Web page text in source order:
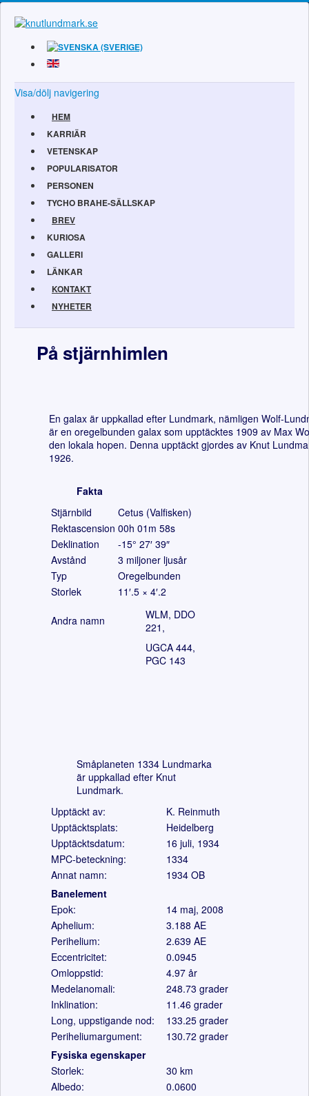
Visa/dölj navigering
HEM
KARRIÄR
VETENSKAP
POPULARISATOR
PERSONEN
TYCHO BRAHE-SÄLLSKAP
BREV
KURIOSA
GALLERI
LÄNKAR
KONTAKT
NYHETER
På stjärnhimlen
En galax är uppkallad efter Lundmark, nämligen Wolf-
är en oregelbunden galax som upptäcktes 1909 av Max
den lokala hopen. Denna upptäckt gjordes av Knut
1926.
Fakta
Stjärnbild
Cetus (Valfisken)
Rektascension 00h 01m 58s
Deklination
-15° 27′ 39″
Avstånd
3 miljoner ljusår
Typ
Oregelbunden
Storlek
11′.5 × 4′.2
Andra namn
WLM, DDO
221,
UGCA 444,
PGC 143
Småplaneten 1334 Lundmarka
är uppkallad efter Knut
Lundmark.
Upptäckt av:
K. Reinmuth
Upptäcktsplats:
Heidelberg
Upptäcktsdatum:
16 juli, 1934
MPC-beteckning:
1334
Annat namn:
1934 OB
Banelement
Epok:
14 maj, 2008
Aphelium:
3.188 AE
Perihelium:
2.639 AE
Eccentricitet:
0.0945
Omloppstid:
4.97 år
Medelanomali:
248.73 grader
Inklination:
11.46 grader
Long, uppstigande nod:
133.25 grader
Periheliumargument:
130.72 grader
Fysiska egenskaper
Storlek:
30 km
Albedo:
0.0600